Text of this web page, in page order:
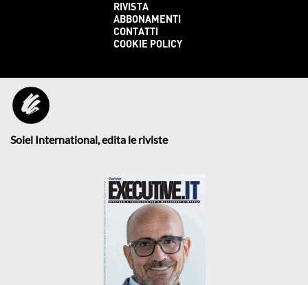
RIVISTA
ABBONAMENTI
CONTATTI
COOKIE POLICY
Soiel International, edita le riviste